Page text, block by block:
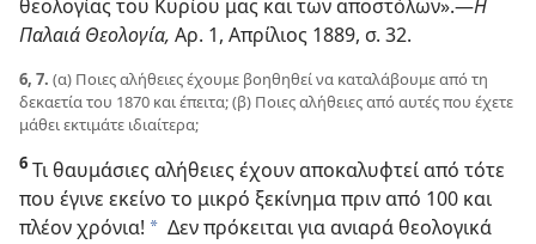
θεολογίας του Κυρίου μας και των αποστόλων».​—Η
Παλαιά Θεολογία, Αρ. 1, Απρίλιος 1889, σ. 32.
6, 7. (α) Ποιες αλήθειες έχουμε βοηθηθεί να καταλάβουμε από τη
δεκαετία του 1870 και έπειτα; (β) Ποιες αλήθειες από αυτές που έχετε
μάθει εκτιμάτε ιδιαίτερα;
6 Τι θαυμάσιες αλήθειες έχουν αποκαλυφτεί από τότε
που έγινε εκείνο το μικρό ξεκίνημα πριν από 100 και
πλέον χρόνια! * Δεν πρόκειται για ανιαρά θεολογικά